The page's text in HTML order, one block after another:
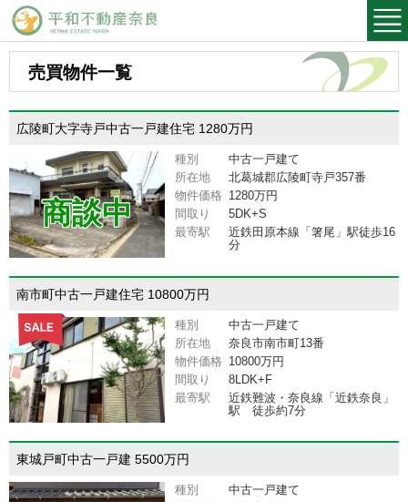
平和不動産奈良
売買物件一覧
広陵町大字寺戸中古一戸建住宅 1280万円
商談中
種別
中古一戸建て
所在地
北葛城郡広陵町寺戸357番
物件価格 1280万円
間取り
5DK+S
最寄駅
近鉄田原本線「箸尾」駅徒歩16
分
南市町中古一戸建住宅 10800万円
種別
中古一戸建て
所在地
奈良市南市町13番
物件価格 10800万円
間取り
8LDK+F
最寄駅
近鉄難波・奈良線「近鉄奈良」
駅 徒歩約7分
東城戸町中古一戸建 5500万円
種別
中古一戸建て